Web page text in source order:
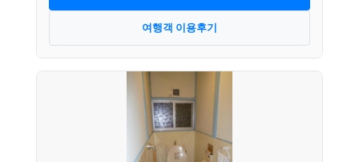
여행객 이용후기